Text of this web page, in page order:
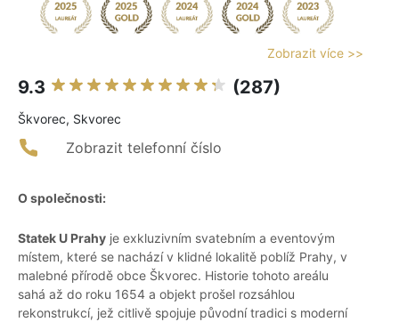
Zobrazit více >>
9.3 (287)
Škvorec, Skvorec
Zobrazit telefonní číslo
O společnosti:
Statek U Prahy je exkluzivním svatebním a eventovým
místem, které se nachází v klidné lokalitě poblíž Prahy, v
malebné přírodě obce Škvorec. Historie tohoto areálu
sahá až do roku 1654 a objekt prošel rozsáhlou
rekonstrukcí, jež citlivě spojuje původní tradici s moderní